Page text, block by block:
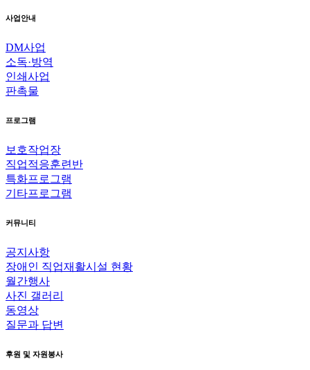
사업안내
DM사업
소독·방역
인쇄사업
판촉물
프로그램
보호작업장
직업적응훈련반
특화프로그램
기타프로그램
커뮤니티
공지사항
장애인 직업재활시설 현황
월간행사
사진 갤러리
동영상
질문과 답변
후원 및 자원봉사